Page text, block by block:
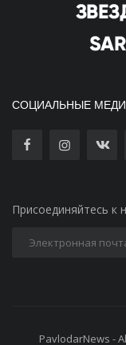
СОЦИАЛЬНЫЕ
Присоединяйтесь к
PavlodarNews -